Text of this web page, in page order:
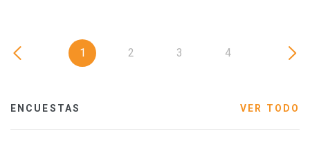
1 2 3 4
ENCUESTAS VER TODO